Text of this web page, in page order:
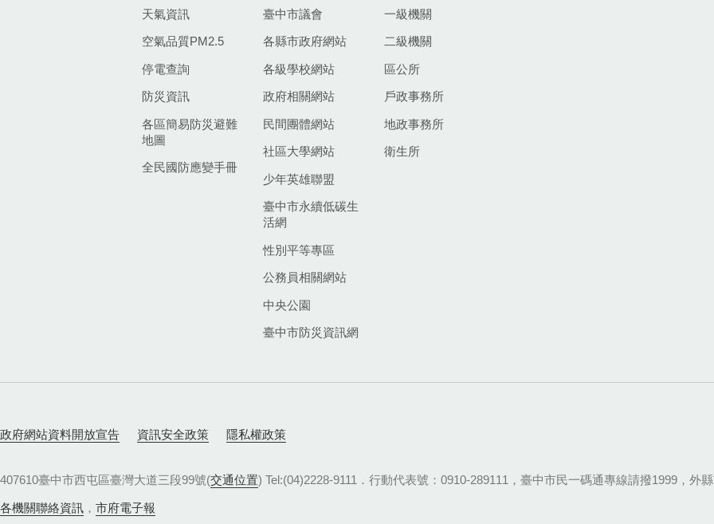
天氣資訊
空氣品質PM2.5
停電查詢
防災資訊
各區簡易防災避難
地圖
全民國防應變手冊
臺中市議會
各縣市政府網站
各級學校網站
政府相關網站
民間團體網站
社區大學網站
少年英雄聯盟
臺中市永續低碳生
活網
性別平等專區
公務員相關網站
中央公園
臺中市防災資訊網
一級機關
二級機關
區公所
戶政事務所
地政事務所
衛生所
政府網站資料開放宣告 資訊安全政策 隱私權政策
407610臺中市西屯區臺灣大道三段99號(交通位置) Tel:(04)2228-9111．行動代表號：0910-289111，臺中市民一碼通專線請撥1999，外
各機關聯絡資訊 ， 市府電子報